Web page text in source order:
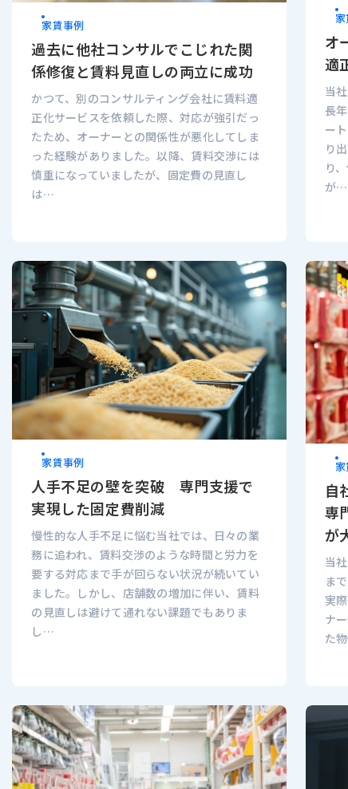
家賃事例
過去に他社コンサルでこじれた関
係修復と賃料見直しの両立に成功
かつて、別のコンサルティング会社に賃料適
正化サービスを依頼した際、対応が強引だっ
たため、オーナーとの関係性が悪化してしま
った経験がありました。以降、賃料交渉には
慎重になっていましたが、固定費の見直し
は…
オ
適
当
長
ー
り
り
が…
家賃事例
人手不足の壁を突破 専門支援で
実現した固定費削減
慢性的な人手不足に悩む当社では、日々の業
務に追われ、賃料交渉のような時間と労力を
要する対応まで手が回らない状況が続いてい
ました。しかし、店舗数の増加に伴い、賃料
の見直しは避けて通れない課題でもありま
し…
自
専
が
当
ま
実
ナ
た